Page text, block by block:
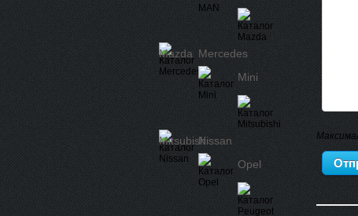
Mazda Mercedes
Mini
MitsubishiNissan
Opel